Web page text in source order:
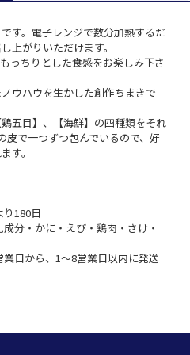
す。電子レンジで数分加熱するだ
上がりいただけます。
っちりとした食感をお楽しみ下さ
ウハウを生かした創作ちまきで
五目】、【海鮮】の四種類をそれ
皮で一つずつ包んでいるので、好
す。
180日
分・かに・えび・鶏肉・さけ・
日から、1～8営業日以内に発送